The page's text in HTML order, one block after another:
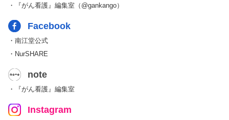
・『がん看護』編集室（@gankango）
Facebook
・南江堂公式
・NurSHARE
note
・『がん看護』編集室
Instagram